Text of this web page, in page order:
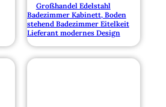
Großhandel Edelstahl
Badezimmer Kabinett, Boden
stehend Badezimmer Eitelkeit
Lieferant modernes Design